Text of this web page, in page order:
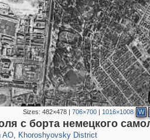
Sizes: 482×478| 706×700| 1016×1008 W
с борта немецкого
AO, Khoroshyovsky District
1,902 30